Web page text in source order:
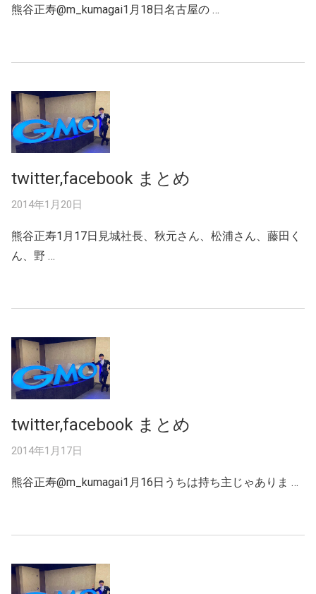
熊谷正寿‏@m_kumagai1月18日名古屋の …
twitter,facebook まとめ
2014年1月20日
熊谷正寿1月17日見城社長、秋元さん、松浦さん、藤田く
ん、野 …
twitter,facebook まとめ
2014年1月17日
熊谷正寿@m_kumagai1月16日うちは持ち主じゃありま …